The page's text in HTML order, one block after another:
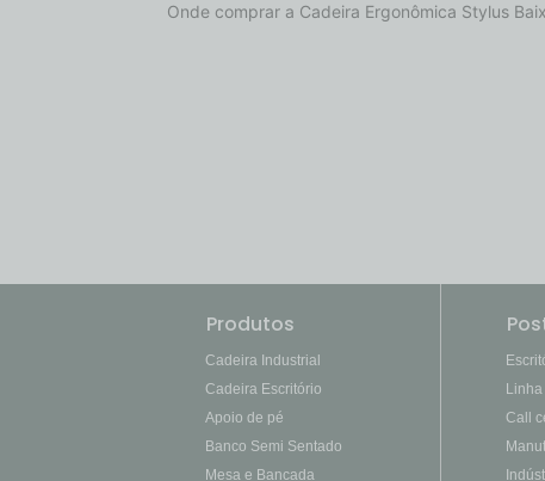
Onde comprar a Cadeira Ergonômica Stylus
Produtos
Cadeira Industrial
Cadeira Escritório
Apoio de pé
Banco Semi Sentado
Mesa e Bancada
Call